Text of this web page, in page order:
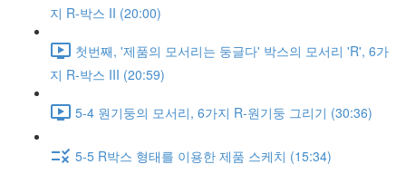
지 R-박스 II (20:00)
첫번째, '제품의 모서리는 둥글다' 박스의 모서리 'R', 6가
지 R-박스 III (20:59)
5-4 원기둥의 모서리, 6가지 R-원기둥 그리기 (30:36)
5-5 R박스 형태를 이용한 제품 스케치 (15:34)